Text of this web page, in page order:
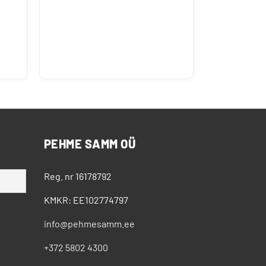
PEHME SAMM OÜ
Reg. nr 16178792
KMKR: EE102774797
info@pehmesamm.ee
+372 5802 4300